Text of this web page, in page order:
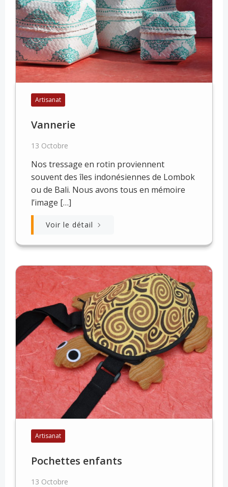
Artisanat
Vannerie
13 Octobre
Nos tressage en rotin proviennent
souvent des îles indonésiennes de Lombok
ou de Bali. Nous avons tous en mémoire
l’image […]
Voir le détail
Artisanat
Pochettes enfants
13 Octobre